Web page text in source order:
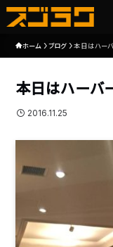
ホーム ブログ 本日はハー
本日はハーバ
2016.11.25